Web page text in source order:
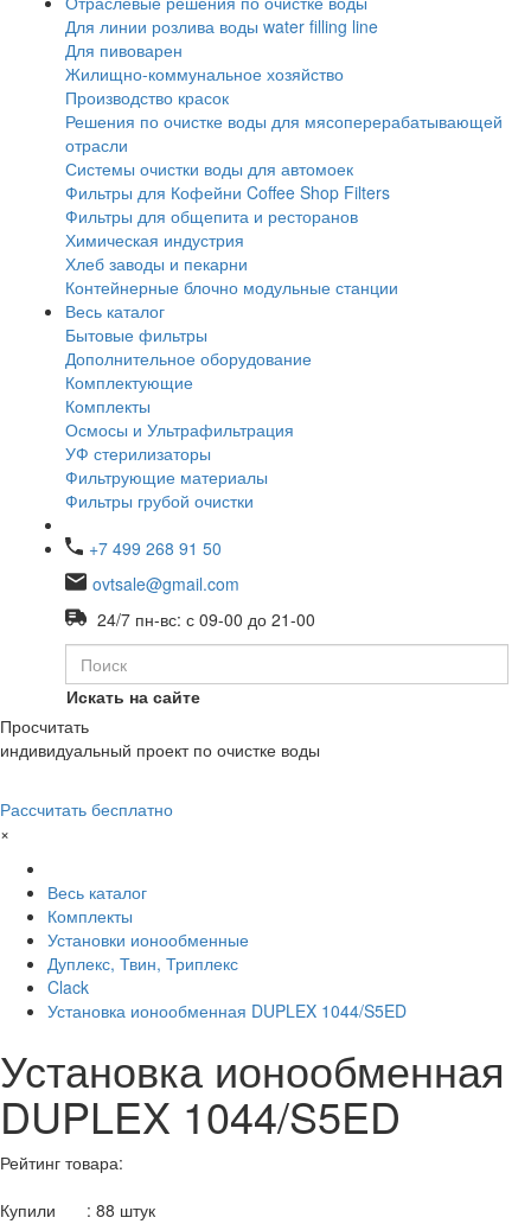
Для линии розлива воды water filling line
Для пивоварен
Жилищно-коммунальное хозяйство
Производство красок
Решения по очистке воды для мясоперерабатывающей
отрасли
Системы очистки воды для автомоек
Фильтры для Кофейни Coffee Shop Filters
Фильтры для общепита и ресторанов
Химическая индустрия
Хлеб заводы и пекарни
Контейнерные блочно модульные станции
Весь каталог
Бытовые фильтры
Дополнительное оборудование
Комплектующие
Комплекты
Осмосы и Ультрафильтрация
УФ стерилизаторы
Фильтрующие материалы
Фильтры грубой очистки
+7 499 268 91 50
ovtsale@gmail.com
24/7 пн-вс: с 09-00 до 21-00
Искать на сайте
Просчитать
индивидуальный проект по очистке воды
Рассчитать бесплатно
×
Весь каталог
Комплекты
Установки ионообменные
Дуплекс, Твин, Триплекс
Clack
Установка ионообменная DUPLEX 1044/S5ED
Установка ионообменная
DUPLEX 1044/S5ED
Рейтинг товара:
Купили
: 88 штук